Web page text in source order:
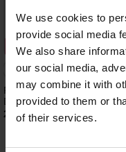
We use cookies to
provide social media
We also share
our social media,
may combine it with
provided to them or
of their services.
2+1 ZDARMA
Punčochové kalhoty Basic
DEN
229 Kč